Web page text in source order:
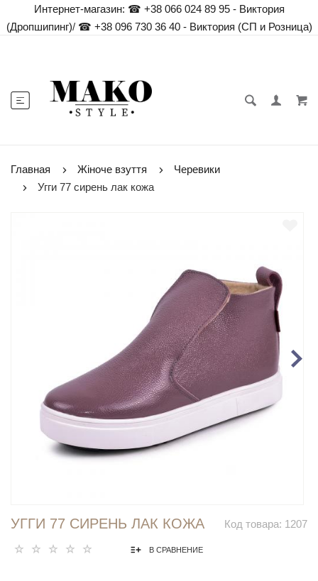
Интернет-магазин: ☎ +38 066 024 89 95 - Виктория
(Дропшипинг)/☎ +38 096 730 36 40 - Виктория (СП и Розница)
Главная Жіноче взуття
Черевики
Угги 77 сирень лак кожа
Код товара: 1207
УГГИ 77 СИРЕНЬ ЛАК КОЖА
В СРАВНЕНИЕ